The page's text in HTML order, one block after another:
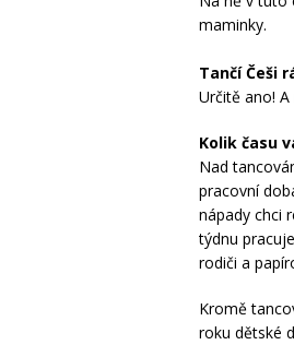
maminky.
Tančí Češi
Určitě ano!
Kolik času
Nad
pracovní
nápady chci
týdnu
rodiči a
Kromě
roku dětské